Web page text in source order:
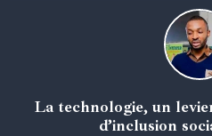
La technologie, un
d’inclusion